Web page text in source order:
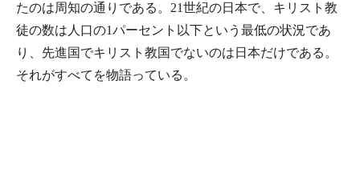
たのは周知の通りである。21世紀の日本で、キリスト教
徒の数は人口の1パーセント以下という最低の状況であ
り、先進国でキリスト教国でないのは日本だけである。
それがすべてを物語っている。